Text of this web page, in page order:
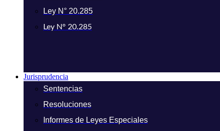
Ley N° 20.285
Ley N° 20.285
Jurisprudencia
Sentencias
Resoluciones
Informes de Leyes Especiales